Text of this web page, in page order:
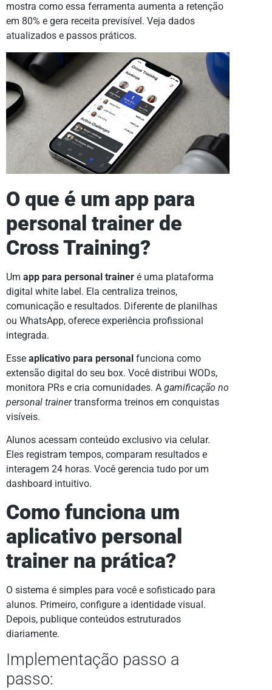
mostra como essa ferramenta aumenta a retenção
em 80% e gera receita previsível. Veja dados
atualizados e passos práticos.
O que é um app para
personal trainer de
Cross Training?
Um app para personal trainer é uma plataforma
digital white label. Ela centraliza treinos,
comunicação e resultados. Diferente de planilhas
ou WhatsApp, oferece experiência profissional
integrada.
Esse aplicativo para personal funciona como
extensão digital do seu box. Você distribui WODs,
monitora PRs e cria comunidades. A gamificação no
personal trainertransforma treinos em conquistas
visíveis.
Alunos acessam conteúdo exclusivo via celular.
Eles registram tempos, comparam resultados e
interagem 24 horas. Você gerencia tudo por um
dashboard intuitivo.
Como funciona um
aplicativo personal
trainer na prática?
O sistema é simples para você e sofisticado para
alunos. Primeiro, configure a identidade visual.
Depois, publique conteúdos estruturados
diariamente.
Implementação passo a
passo: